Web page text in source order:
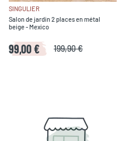
SINGULIER
Salon de jardin 2 places en métal
beige - Mexico
99,00 € 199,90 €